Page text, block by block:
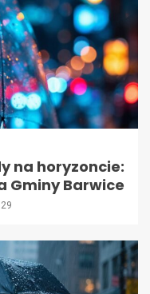
na horyzoncie:
Gminy Barwice
29